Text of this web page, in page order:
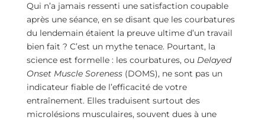
Qui n’a jamais ressenti une satisfaction coupable
après une séance, en se disant que les courbatures
du lendemain étaient la preuve ultime d’un travail
bien fait ? C’est un mythe tenace. Pourtant, la
science est formelle : les courbatures, ou Delayed
Onset Muscle Soreness(DOMS), ne sont pas un
indicateur fiable de l’efficacité de votre
entraînement. Elles traduisent surtout des
microlésions musculaires, souvent dues à une